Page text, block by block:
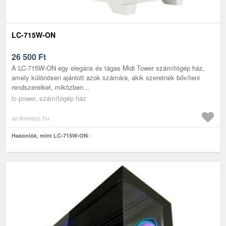
LC-715W-ON
26 500 Ft
A LC-715W-ON egy elegáns és tágas Midi Tower számítógép ház,
amely különösen ajánlott azok számára, akik szeretnék bővíteni
rendszereiket, miközben...
lc-power, számítógép ház
arukereso.hu
Hasonlók, mint LC-715W-ON